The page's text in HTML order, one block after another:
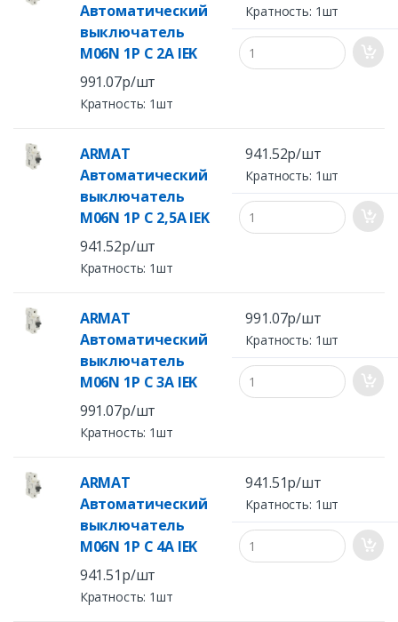
Автоматический
выключатель
M06N 1P C 2А IEK
991.07р/шт
Кратность: 1шт
Кратность: 1шт
ARMAT
Автоматический
выключатель
M06N 1P C 2,5А IEK
941.52р/шт
Кратность: 1шт
941.52р/шт
Кратность: 1шт
ARMAT
Автоматический
выключатель
M06N 1P C 3А IEK
991.07р/шт
Кратность: 1шт
991.07р/шт
Кратность: 1шт
ARMAT
Автоматический
выключатель
M06N 1P C 4А IEK
941.51р/шт
Кратность: 1шт
941.51р/шт
Кратность: 1шт